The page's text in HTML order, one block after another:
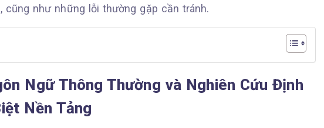
cũng như những lỗi thường gặp cần tránh.
Ngữ Thông Thường và Nghiên Cứu Định
Nền Tảng